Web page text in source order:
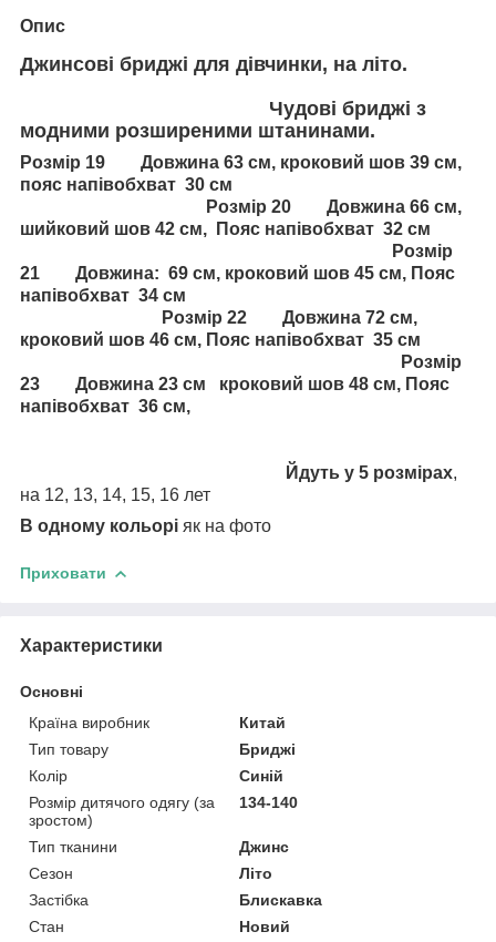
Опис
Джинсові бриджі для дівчинки, на літо.
Чудові бриджі з
модними розширеними штанинами.
Розмір 19 Довжина 63 см, кроковий шов 39 см,
пояс напівобхват 30 см
Розмір 20 Довжина 66 см,
шийковий шов 42 см, Пояс напівобхват 32 см
Розмір
21 Довжина: 69 см, кроковий шов 45 см, Пояс
напівобхват 34 см
Розмір 22 Довжина 72 см,
кроковий шов 46 см, Пояс напівобхват 35 см
Розмір
23 Довжина 23 см кроковий шов 48 см, Пояс
напівобхват 36 см,
Йдуть у 5 розмірах,
на 12, 13, 14, 15, 16 лет
В одному кольорі як на фото
Приховати
Характеристики
Основні
Країна виробник
Китай
Тип товару
Бриджі
Колір
Синій
Розмір дитячого одягу (за
зростом)
134-140
Тип тканини
Джинс
Сезон
Літо
Застібка
Блискавка
Стан
Новий